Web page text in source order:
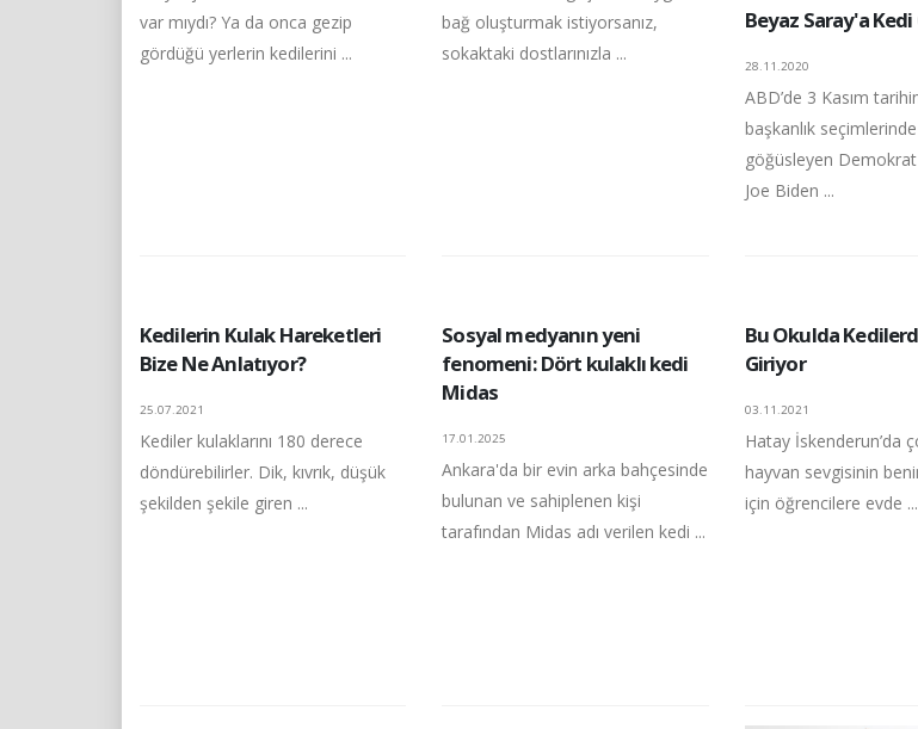
var mıydı? Ya da onca gezip
gördüğü yerlerin kedilerini ...
bağ oluşturmak istiyorsanız,
sokaktaki dostlarınızla ...
Beyaz Saray'a
28.11.2020
ABD’de 3 Kasım
başkanlık
göğüsleyen
Joe Biden ...
Kedilerin Kulak Hareketleri
Bize Ne Anlatıyor?
25.07.2021
Kediler kulaklarını 180 derece
döndürebilirler. Dik, kıvrık, düşük
şekilden şekile giren ...
Sosyal medyanın yeni
fenomeni: Dört kulaklı kedi
Midas
17.01.2025
Ankara'da bir evin arka bahçesinde
bulunan ve sahiplenen kişi
tarafından Midas adı verilen kedi ...
Bu Okulda
Giriyor
03.11.2021
Hatay İskenderun’da
hayvan sevgisinin
için öğrencilere evde ...